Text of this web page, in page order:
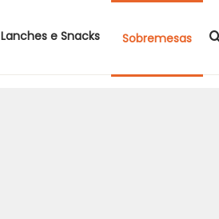
Lanches e Snacks Sobremesas